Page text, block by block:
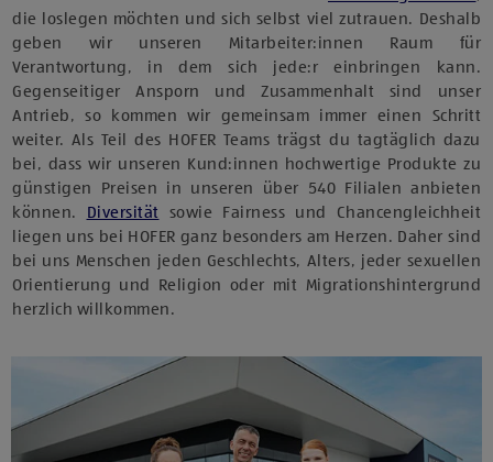
die loslegen möchten und sich selbst viel zutrauen. Deshalb
geben wir unseren Mitarbeiter:innen Raum für
Verantwortung, in dem sich jede:r einbringen kann.
Gegenseitiger Ansporn und Zusammenhalt sind unser
Antrieb, so kommen wir gemeinsam immer einen Schritt
weiter. Als Teil des HOFER Teams trägst du tagtäglich dazu
bei, dass wir unseren Kund:innen hochwertige Produkte zu
günstigen Preisen in unseren über 540 Filialen anbieten
können. Diversität sowie Fairness und Chancengleichheit
liegen uns bei HOFER ganz besonders am Herzen. Daher sind
bei uns Menschen jeden Geschlechts, Alters, jeder sexuellen
Orientierung und Religion oder mit Migrationshintergrund
herzlich willkommen.